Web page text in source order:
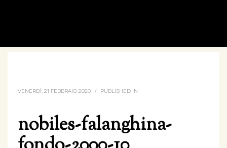
VENERDÌ, 21 FEBBRAIO 2020 / PUBLISHED IN
nobiles-falanghina-